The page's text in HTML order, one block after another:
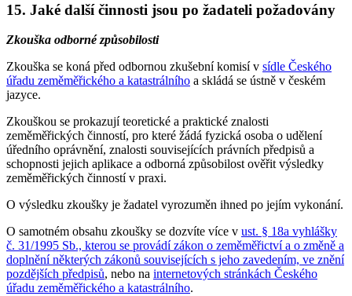
15. Jaké další činnosti jsou po žadateli požadovány
Zkouška odborné způsobilosti
Zkouška se koná před odbornou zkušební komisí v sídle Českého
úřadu zeměměřického a katastrálního a skládá se ústně v českém
jazyce.
Zkouškou se prokazují teoretické a praktické znalosti
zeměměřických činností, pro které žádá fyzická osoba o udělení
úředního oprávnění, znalosti souvisejících právních předpisů a
schopnosti jejich aplikace a odborná způsobilost ověřit výsledky
zeměměřických činností v praxi.
O výsledku zkoušky je žadatel vyrozuměn ihned po jejím vykonání.
O samotném obsahu zkoušky se dozvíte více v ust. § 18a vyhlášky
č. 31/1995 Sb., kterou se provádí zákon o zeměměřictví a o změně a
doplnění některých zákonů souvisejících s jeho zavedením, ve znění
pozdějších předpisů, nebo na internetových stránkách Českého
úřadu zeměměřického a katastrálního.